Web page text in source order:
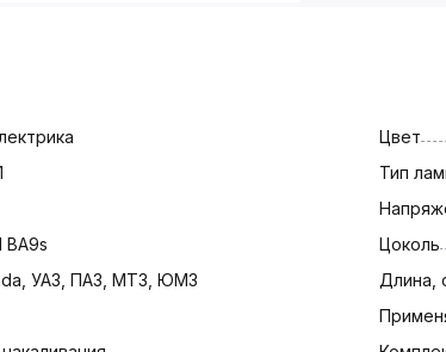
BA9s
УАЗ, ПАЗ, МТЗ, ЮМЗ
Цвет
Тип
Цоколь
Длина,